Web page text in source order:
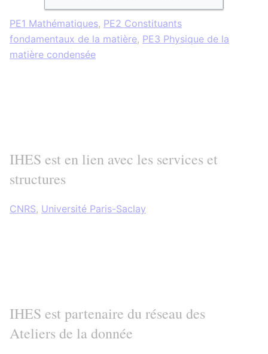
PE1 Mathématiques, PE2 Constituants
fondamentaux de la matière, PE3 Physique de la
matière condensée
IHES est en lien avec les services et
structures
CNRS, Université Paris-Saclay
IHES est partenaire du réseau des
Ateliers de la donnée